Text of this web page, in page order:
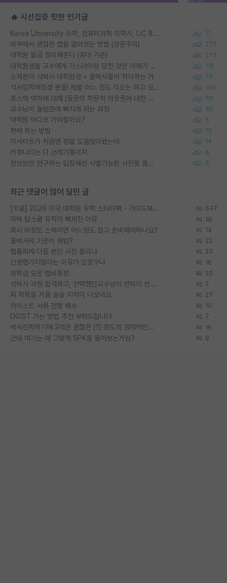
🔥 시선집중 핫한 인기글
Korea University 수학, 컴퓨터과학 이학사, UC Berkeley 산업공학 대학원 공학박사가 되는 것은 쉽지 않겠죠? 11
외부에서 괜찮은 랩을 알아보는 방법 (장문주의) 275
대학원 월급 정리해준다 (공대 기준) 275
대학원생들 교수에게 가스라이팅 당한 것은 이해가 갑니다. 안타깝네요. 119
소재분야 석박사 대학원생 + 물박사들이 착각하는 거 76
석사입학예정생 분들! 제발 어느 정도 각오는 하고 오세요. 156
포스텍 억까에 대해 (동문의 학문적 아웃풋에 대한 반박) 50
교수님이 슬럼프에 빠지게 되는 과정 40
대학원 어디로 가야할까요? 5
편애 하는 방법 16
이사이트가 처음엔 정말 도움많이됐는데 14
커뮤니티는 다 쓰레기통이지 6
정보보안 연구하는 입장에선 식별가능한 사진을 올리는건 비추이긴함 6
최근 댓글이 많이 달린 글
[무료] 2026 미국 대학원 유학 스타터팩 - 가이드북 & 합격자 컨택메일 템플릿 647
미박 탑스쿨 유학이 빡세진 이유 19
혹시 이정도 스펙이면 어느정도 잡고 준비해야하나요? 14
물박사의 기준이 뭐임? 22
랩홈피에 다들 본인 사진 올리냐 23
신생랩가지말라는 이유가 있었구나 16
장학금 모은 랩비통장 20
석박사 과정 합격하고, 컨택했던교수님이 연락이 안됩니다... 7
AI 학회들 거품 슬슬 지적이 나오네요 27
카이스트 서류 전형 배수 10
DGIST 가는 방법 추천 부탁드립니다. 7
박사진학하기에 2억은 괜찮은 (?) 정도의 경제력인가요 16
근데 여기는 왜 그렇게 SPK를 물어보는거임? 9